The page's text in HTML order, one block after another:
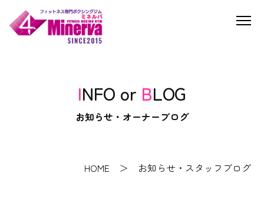
INFO or BLOG
お知らせ・オーナーブログ
HOME ＞ お知らせ・スタッフブログ